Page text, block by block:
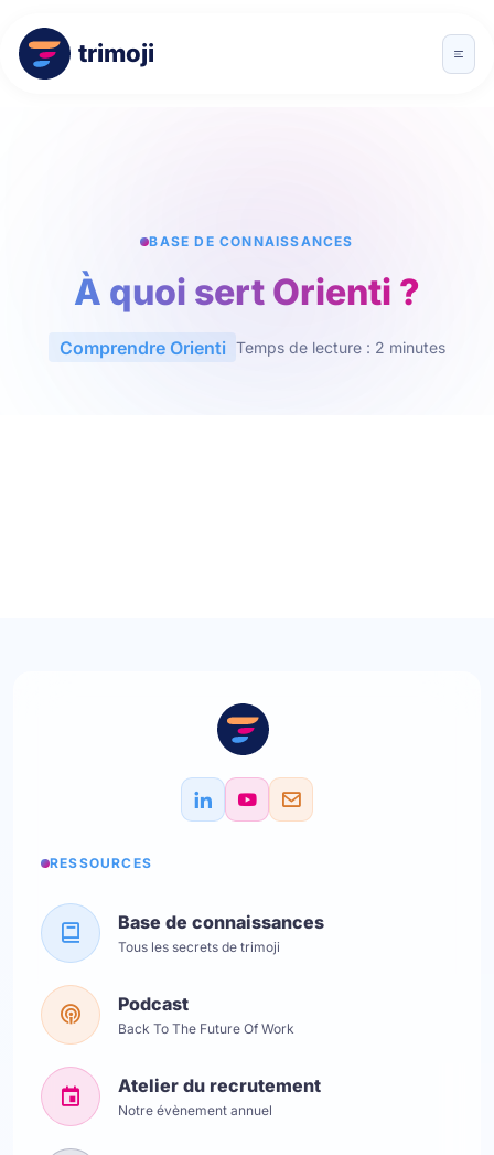
trimoji
BASE DE CONNAISSANCES
À quoi sert Orienti ?
Comprendre Orienti Temps de lecture : 2 minutes
RESSOURCES
Base de connaissances
Tous les secrets de trimoji
Podcast
Back To The Future Of Work
Atelier du recrutement
Notre évènement annuel